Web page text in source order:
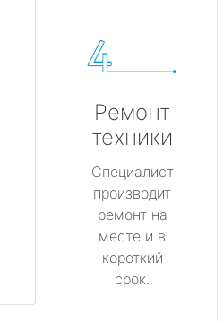
Ремонт
техники
Специалист
производит
ремонт на
месте и в
короткий
срок.